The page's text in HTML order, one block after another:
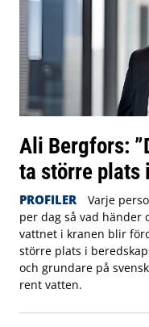
Ali Bergfors:
ta större plats
PROFILER
Varje
per dag så vad
vattnet i kranen blir
större plats i
och grundare på
rent vatten.